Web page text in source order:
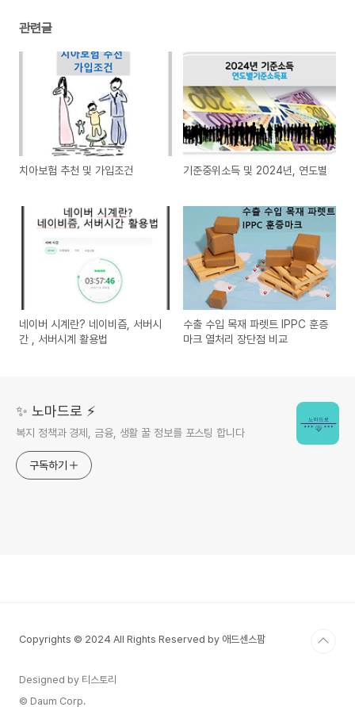
관련글
치아보험 추천 및 가입조건 기준중위소득 및 2024년, 연도별
네이버 시계란? 네이비즘, 서버시
간 , 서버시계 활용법
수출 수입 목재 파렛트 IPPC 훈증
마크 열처리 장단점 비교
✨ 노마드로 ⚡️
복지 정책과 경제, 금융, 생활 꿀 정보를 포스팅 합니다
구독하기
Copyrights © 2024 All Rights Reserved by 애드센스팜
Designed by 티스토리
© Daum Corp.